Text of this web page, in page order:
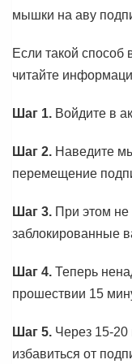
мышки на аву
Если такой
читайте
Шаг 1. Войдите в
Шаг 2. Наведите
перемещение
Шаг 3. При этом не
заблокированные
Шаг 4. Теперь
прошествии 15
Шаг 5. Через 15-20
избавиться от